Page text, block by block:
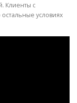
Клиенты с
условиях